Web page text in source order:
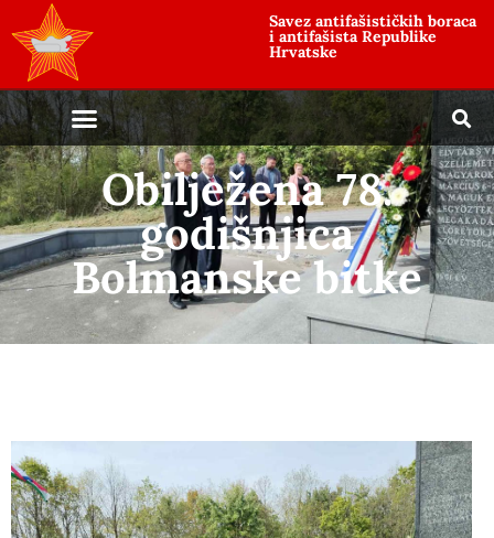
Savez antifašističkih boraca
i antifašista Republike
Hrvatske
Obilježena 78.
godišnjica
Bolmanske bitke